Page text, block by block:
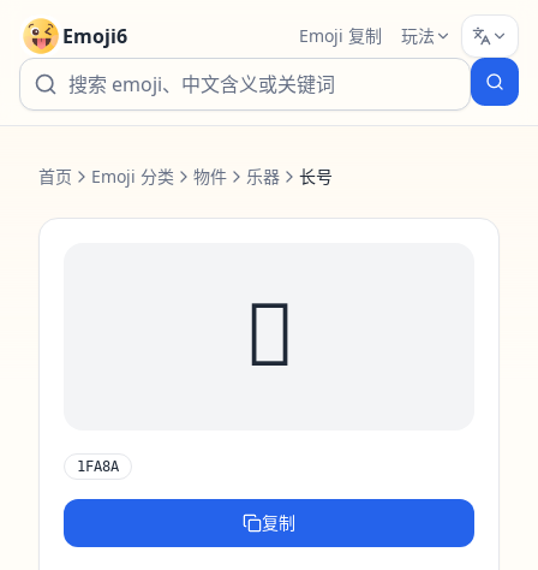
Emoji6 Emoji 复制 玩法
首页 Emoji 分类 物件 乐器 长号
🪊
1FA8A
复制